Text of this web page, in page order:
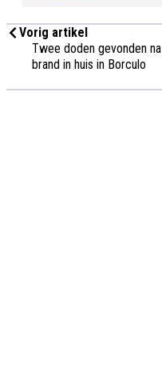
Vorig artikel
Twee doden gevonden na
brand in huis in Borculo